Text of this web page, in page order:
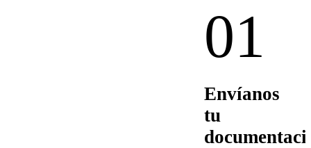
01
Envíanos
tu